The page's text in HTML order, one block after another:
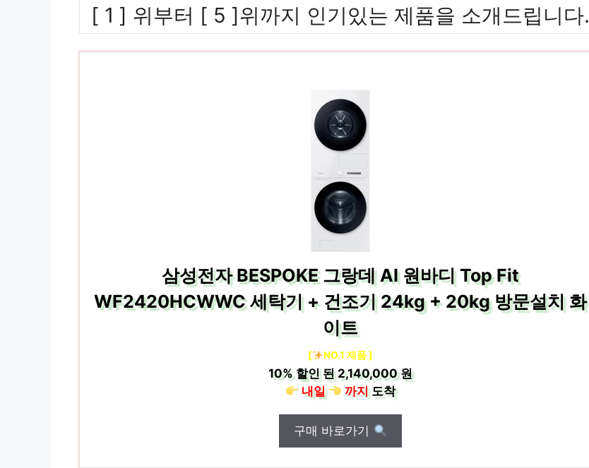
[ 1 ] 위부터 [ 5 ]위까지 인기있는 제품을 소개드립니다.
삼성전자 BESPOKE 그랑데 AI 원바디 Top Fit
WF2420HCWWC 세탁기 + 건조기 24kg + 20kg 방문설치 화
이트
[ NO.1 제품 ]
10%할인 된2,140,000 원
내일
까지도착
구매 바로가기